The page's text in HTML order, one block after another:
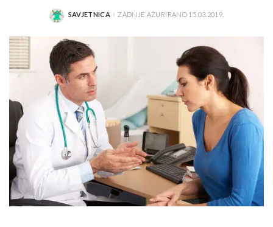
POSTED
SAVJETNICA ZADNJE AŽURIRANO 15.03.2019.